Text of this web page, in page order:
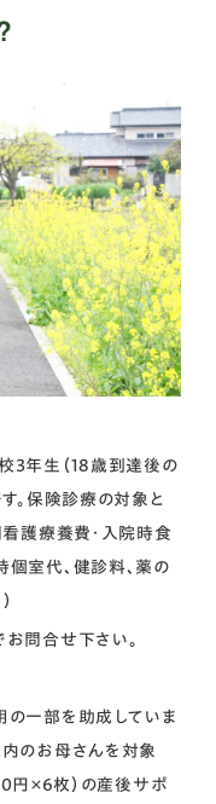
3年生（18歳到達後の
。保険診療の対象と
看護療養費・入院時食
室代、健診料、薬の
問合せ下さい。
の一部を助成していま
のお母さんを対象
円×6枚）の産後サポ